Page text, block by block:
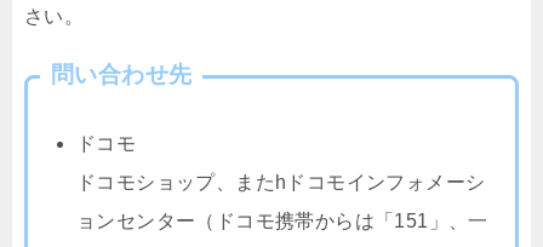
さい。
問い合わせ先
ドコモ
ドコモショップ、またhドコモインフォメーシ
ョンセンター（ドコモ携帯からは「151」、一